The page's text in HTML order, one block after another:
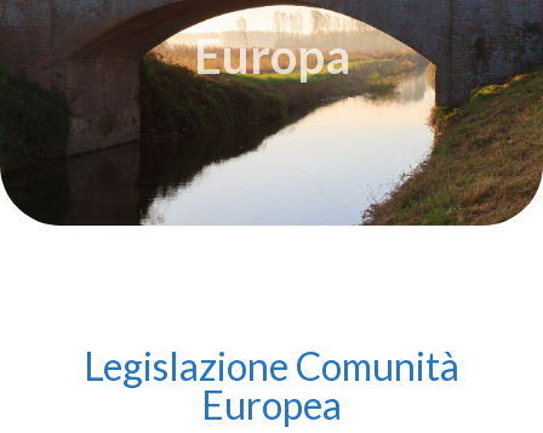
Europa
Legislazione Comunità
Europea